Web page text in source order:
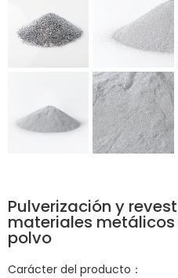
Pulverización y
materiales
polvo
Carácter del producto：